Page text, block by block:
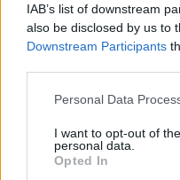
IAB’s list of downstream
also be disclosed by us to
Downstream Participants
Please note that this
not limited to your visit or
grant or deny consent to
use your data for below
Personal Data
I want to opt-out of
personal data.
Opted In
Ένα δεκαπενθήμερο
εικαστικές πρακτικές.
μεταμορφώνεται σε
περφόρμανς και
τις παραστατικές
Subversion(Κήποι της